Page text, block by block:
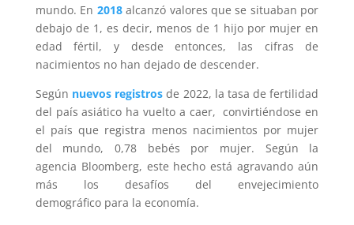
mundo. En 2018alcanzó valores que se situaban por
debajo de 1, es decir, menos de 1 hijo por mujer en
edad fértil, y desde entonces, las cifras de
nacimientos no han dejado de descender.
Según nuevos registros de 2022, la tasa de fertilidad
del país asiático ha vuelto a caer, convirtiéndose en
el país que registra menos nacimientos por mujer
del mundo, 0,78 bebés por mujer. Según la
agencia Bloomberg, este hecho está agravando aún
más los desafíos del envejecimiento
demográfico para la economía.